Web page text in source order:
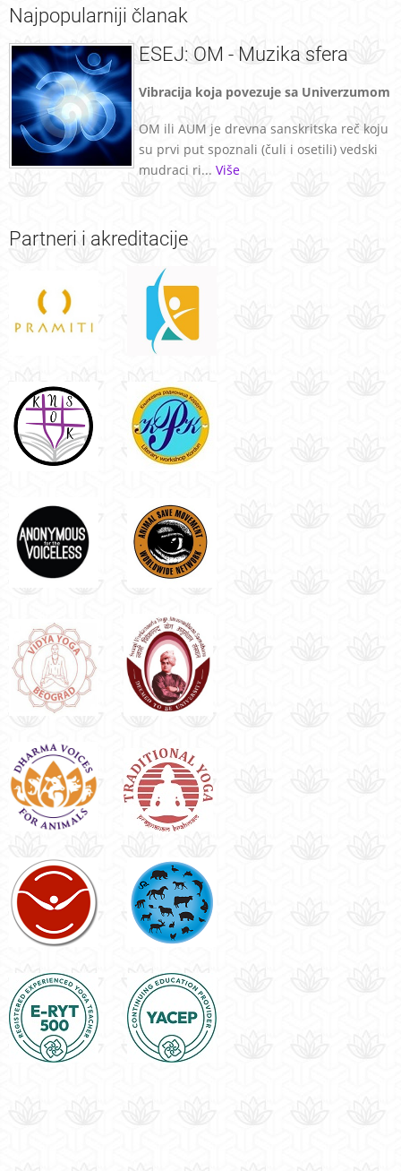
Najpopularniji članak
ESEJ: OM - Muzika sfera
Vibracija koja povezuje sa Univerzumom
OM ili AUM je drevna sanskritska reč koju
su prvi put spoznali (čuli i osetili) vedski
mudraci ri... Više
Partneri i akreditacije